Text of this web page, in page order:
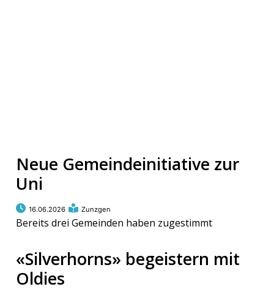
Neue Gemeindeinitiative zur
Uni
16.06.2026 Zunzgen
Bereits drei Gemeinden haben zugestimmt
«Silverhorns» begeistern mit
Oldies